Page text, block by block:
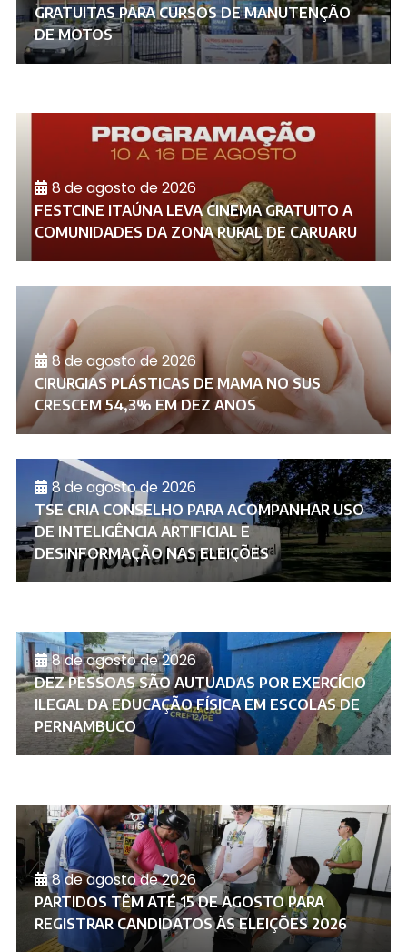
GRATUITAS PARA CURSOS DE MANUTENÇÃO
DE MOTOS
8 de agosto de 2026
FESTCINE ITAÚNA LEVA CINEMA GRATUITO A
COMUNIDADES DA ZONA RURAL DE CARUARU
8 de agosto de 2026
CIRURGIAS PLÁSTICAS DE MAMA NO SUS
CRESCEM 54,3% EM DEZ ANOS
8 de agosto de 2026
TSE CRIA CONSELHO PARA ACOMPANHAR USO
DE INTELIGÊNCIA ARTIFICIAL E
DESINFORMAÇÃO NAS ELEIÇÕES
8 de agosto de 2026
DEZ PESSOAS SÃO AUTUADAS POR EXERCÍCIO
ILEGAL DA EDUCAÇÃO FÍSICA EM ESCOLAS DE
PERNAMBUCO
8 de agosto de 2026
PARTIDOS TÊM ATÉ 15 DE AGOSTO PARA
REGISTRAR CANDIDATOS ÀS ELEIÇÕES 2026